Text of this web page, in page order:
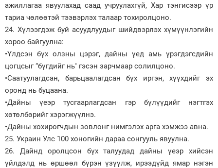
ажиллагаа явуулахад саад учруулахгүй, Хар тэнгисээр үр
тариа чөлөөтэй тээвэрлэх талаар тохиролцоно.
24. Хүлээгдэж буй асуудлуудыг шийдвэрлэх хүмүүнлэгийн
хороо байгуулна:
•Үлдсэн бүх олзны цэрэг, дайны үед амь үрэгдэгсдийн
цогцсыг “бүгдийг нь" гэсэн зарчмаар солилцоно.
•Саатуулагдсан, барьцаалагдсан бүх иргэн, хүүхдийг эх
оронд нь буцаана.
•Дайны үеэр тусгаарлагдсан гэр бүлүүдийг нэгтгэх
хөтөлбөрийг хэрэгжүүлнэ.
•Дайны хохирогчдын зовлонг нимгэлэх арга хэмжээ авна.
25. Украин Улс 100 хоногийн дараа сонгууль явуулна.
26. Дайнд оролцсон бүх талуудад дайны үеэр хийсэн
үйлдэлд нь өршөөл бүрэн үзүүлж, ирээдүйд ямар нэгэн